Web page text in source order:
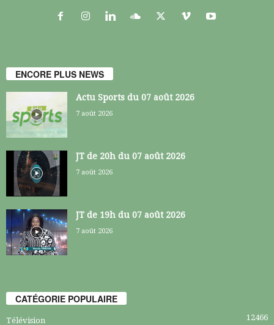
ENCORE PLUS NEWS
Actu Sports du 07 août 2026
7 août 2026
JT de 20h du 07 août 2026
7 août 2026
JT de 19h du 07 août 2026
7 août 2026
CATÉGORIE POPULAIRE
Télévision 12466